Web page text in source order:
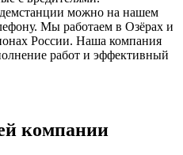
можно на нашем
Мы работаем в Озёрах и
России. Наша компания
работ и эффективный
компании